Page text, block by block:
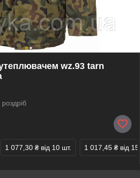
wz.93 tarn
роздріб
1 077,30 ₴ від 10 шт. 1 017,45 ₴ від